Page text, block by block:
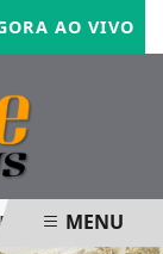
AO VIVO
SEGURANÇA
MENU